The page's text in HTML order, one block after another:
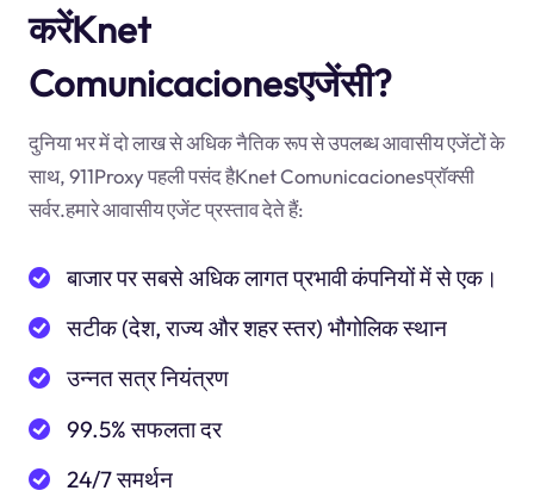
करेंKnet
Comunicacionesएजेंसी?
दुनिया भर में दो लाख से अधिक नैतिक रूप से उपलब्ध आवासीय एजेंटों के
साथ, 911Proxy पहली पसंद हैKnet Comunicacionesप्रॉक्सी
सर्वर.हमारे आवासीय एजेंट प्रस्ताव देते हैं:
बाजार पर सबसे अधिक लागत प्रभावी कंपनियों में से एक।
सटीक (देश, राज्य और शहर स्तर) भौगोलिक स्थान
उन्नत सत्र नियंत्रण
99.5% सफलता दर
24/7 समर्थन